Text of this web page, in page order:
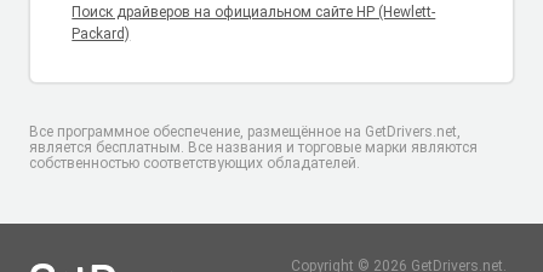
Поиск драйверов на официальном сайте HP (Hewlett-
Packard)
Все программное обеспечение, размещённое на GetDrivers.net,
является бесплатным. Все названия и торговые марки являются
собственностью соответствующих обладателей.
Copyright © 2026 GetDrivers.net.